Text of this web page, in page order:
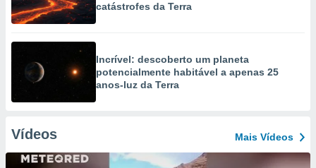
catástrofes da Terra
Incrível: descoberto um planeta
potencialmente habitável a apenas 25
anos-luz da Terra
Vídeos Mais Vídeos